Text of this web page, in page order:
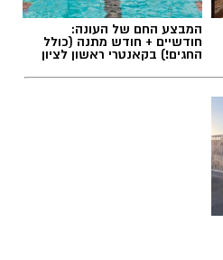
המבצע החם של העונה:
חודשיים + חודש מתנה (כולל
החגים!) בקאנטרי ראשון לציון